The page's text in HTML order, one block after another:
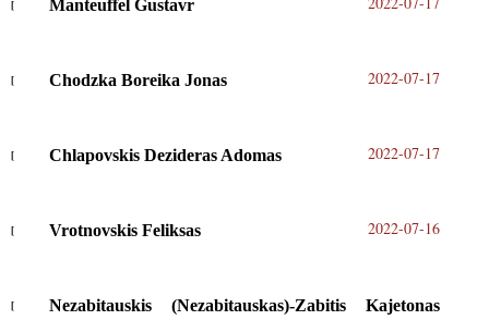
Manteuffel Gustavr
Chodzka Boreika Jonas 2022-07-17
Chlapovskis Dezideras Adomas 2022-07-17
Vrotnovskis Feliksas 2022-07-16
Nezabitauskis (Nezabitauskas)-Zabitis Kajetonas